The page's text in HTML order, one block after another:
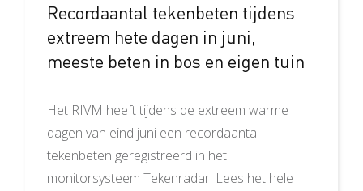
Recordaantal tekenbeten tijdens
extreem hete dagen in juni,
meeste beten in bos en eigen tuin
Het RIVM heeft tijdens de extreem warme
dagen van eind juni een recordaantal
tekenbeten geregistreerd in het
monitorsysteem Tekenradar. Lees het hele